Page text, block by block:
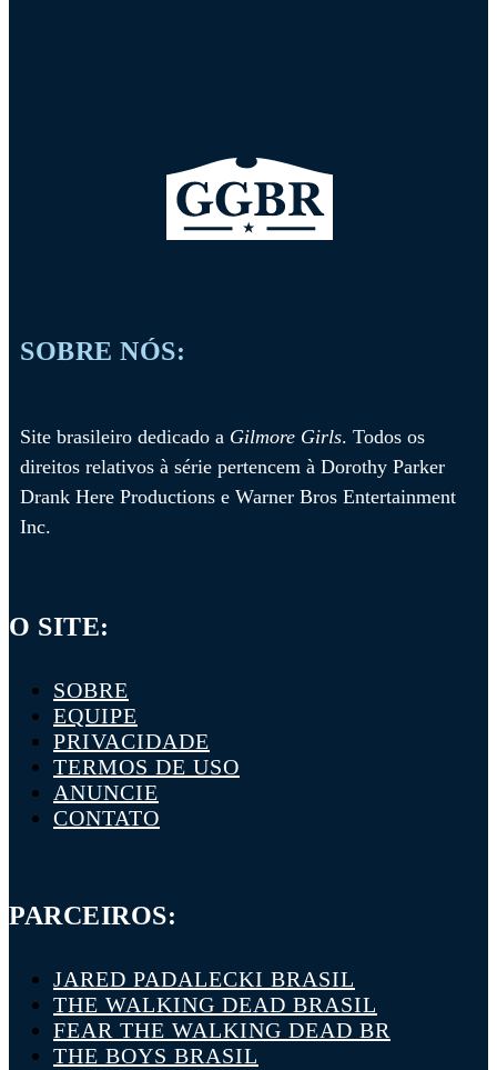
SOBRE NÓS:
Site brasileiro dedicado a Gilmore Girls. Todos os
direitos relativos à série pertencem à Dorothy Parker
Drank Here Productions e Warner Bros Entertainment
Inc.
O SITE:
SOBRE
EQUIPE
PRIVACIDADE
TERMOS DE USO
ANUNCIE
CONTATO
PARCEIROS:
JARED PADALECKI BRASIL
THE WALKING DEAD BRASIL
FEAR THE WALKING DEAD BR
THE BOYS BRASIL